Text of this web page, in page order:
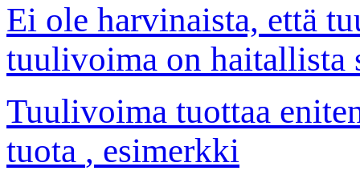
Ei ole harvinaista, että
tuulivoima on haitallista
Tuulivoima tuottaa
tuota , esimerkki